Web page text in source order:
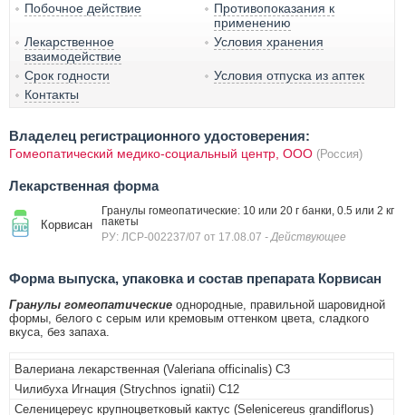
Побочное действие
Противопоказания к
применению
Лекарственное
взаимодействие
Условия хранения
Срок годности
Условия отпуска из аптек
Контакты
Владелец регистрационного удостоверения:
Гомеопатический медико-социальный центр, ООО (Россия)
Лекарственная форма
Корвисан
Гранулы гомеопатические: 10 или 20 г банки, 0.5 или 2 кг
пакеты
РУ: ЛСР-002237/07 от 17.08.07 - Действующее
Форма выпуска, упаковка и состав препарата Корвисан
Гранулы гомеопатические однородные, правильной шаровидной
формы, белого с серым или кремовым оттенком цвета, сладкого
вкуса, без запаха.
Валериана лекарственная (Valeriana officinalis) C3
Чилибуха Игнация (Strychnos ignatii) C12
Селеницереус крупноцветковый кактус (Selenicereus grandiflorus)